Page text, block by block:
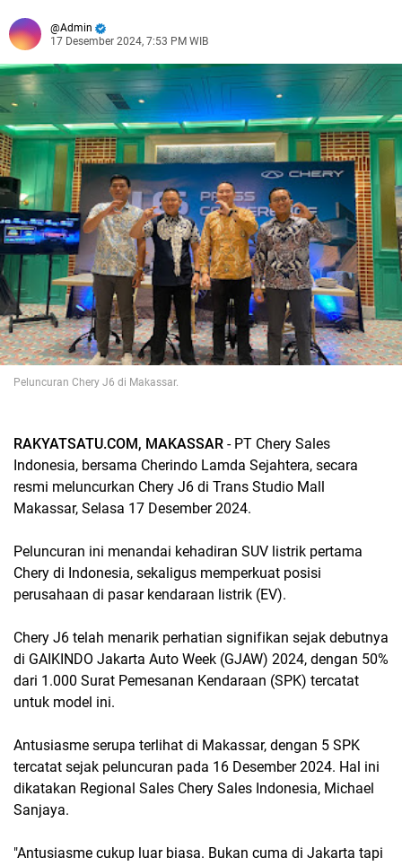
Admin
17 Desember 2024, 7:53 PM WIB
Peluncuran Chery J6 di Makassar.
RAKYATSATU.COM, MAKASSAR - PT Chery Sales
Indonesia, bersama Cherindo Lamda Sejahtera, secara
resmi meluncurkan Chery J6 di Trans Studio Mall
Makassar, Selasa 17 Desember 2024.
Peluncuran ini menandai kehadiran SUV listrik pertama
Chery di Indonesia, sekaligus memperkuat posisi
perusahaan di pasar kendaraan listrik (EV).
Chery J6 telah menarik perhatian signifikan sejak debutnya
di GAIKINDO Jakarta Auto Week (GJAW) 2024, dengan 50%
dari 1.000 Surat Pemesanan Kendaraan (SPK) tercatat
untuk model ini.
Antusiasme serupa terlihat di Makassar, dengan 5 SPK
tercatat sejak peluncuran pada 16 Desember 2024. Hal ini
dikatakan Regional Sales Chery Sales Indonesia, Michael
Sanjaya.
"Antusiasme cukup luar biasa. Bukan cuma di Jakarta tapi